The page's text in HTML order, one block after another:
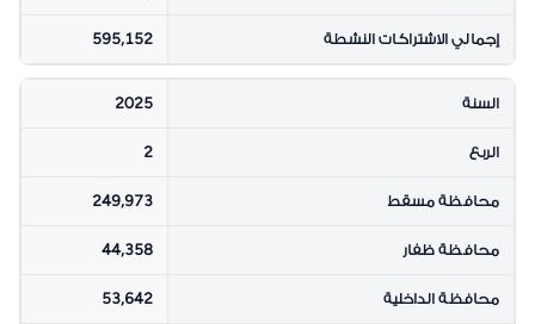
إجمالي الاشتراكات النشطة 595,152
السنة 2025
الربع 2
محافظة مسقط 249,973
محافظة ظفار 44,358
محافظة الداخلية 53,642